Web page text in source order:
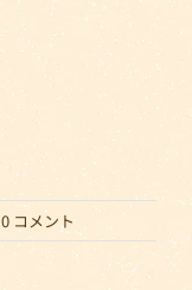
0 コメント